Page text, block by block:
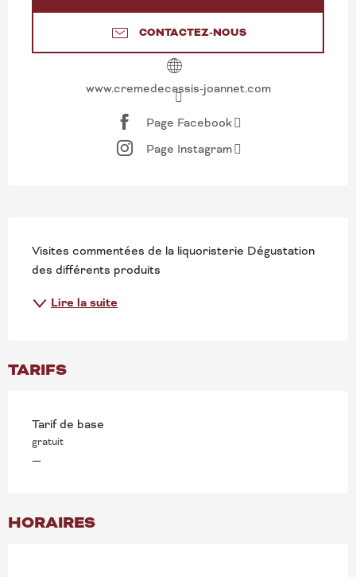
CONTACTEZ-NOUS
www.cremedecassis-joannet.com
Page Facebook
Page Instagram
DESCRIPTION
Visites commentées de la liquoristerie Dégustation
des différents produits
Lire la suite
TARIFS
Tarif de base
gratuit
—
HORAIRES